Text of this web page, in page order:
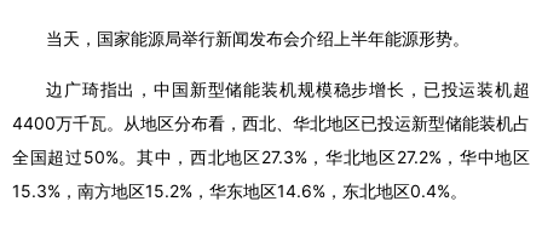
当天，国家能源局举行新闻发布会介绍上半年能源形势。
边广琦指出，中国新型储能装机规模稳步增长，已投运装机超
4400万千瓦。从地区分布看，西北、华北地区已投运新型储能装机占
全国超过50%。其中，西北地区27.3%，华北地区27.2%，华中地区
15.3%，南方地区15.2%，华东地区14.6%，东北地区0.4%。